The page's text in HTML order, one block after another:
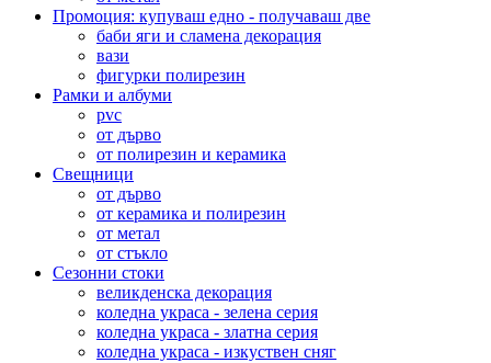
Промоция: купуваш едно - получаваш две
баби яги и сламена декорация
вази
фигурки полирезин
Рамки и албуми
pvc
от дърво
от полирезин и керамика
Свещници
от дърво
от керамика и полирезин
от метал
от стъкло
Сезонни стоки
великденска декорация
коледна украса - зелена серия
коледна украса - златна серия
коледна украса - изкуствен сняг